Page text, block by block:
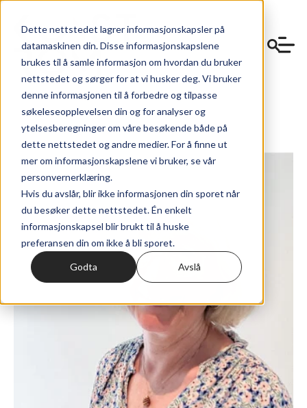
Dette nettstedet lagrer informasjonskapsler på
datamaskinen din. Disse informasjonskapslene
brukes til å samle informasjon om hvordan du bruker
nettstedet og sørger for at vi husker deg. Vi bruker
denne informasjonen til å forbedre og tilpasse
søkeleseopplevelsen din og for analyser og
ytelsesberegninger om våre besøkende både på
dette nettstedet og andre medier. For å finne ut
mer om informasjonskapslene vi bruker, se vår
personvernerklæring.
Hvis du avslår, blir ikke informasjonen din sporet når
du besøker dette nettstedet. Én enkelt
informasjonskapsel blir brukt til å huske
preferansen din om ikke å bli sporet.
Godta Avslå